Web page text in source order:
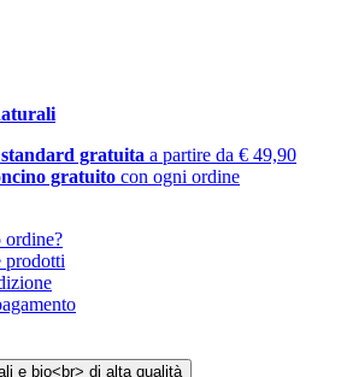
gratuita a partire da € 49,90
gratuito con ogni ordine
prodotti